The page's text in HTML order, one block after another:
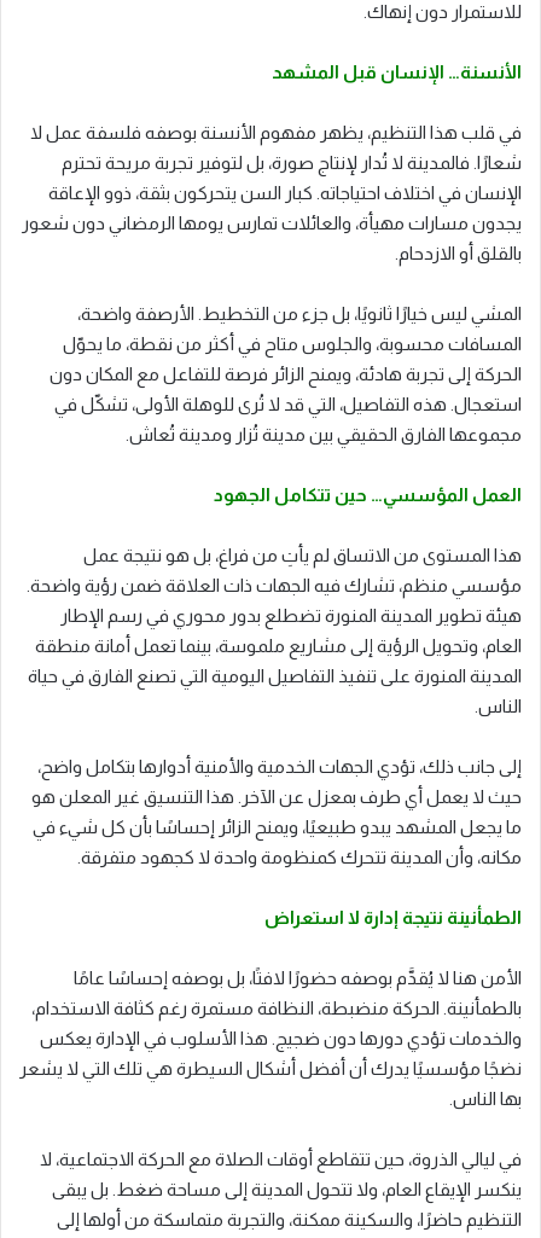
للاستمرار دون إنهاك.
الأنسنة… الإنسان قبل المشهد
في قلب هذا التنظيم، يظهر مفهوم الأنسنة بوصفه فلسفة عمل لا
شعارًا. فالمدينة لا تُدار لإنتاج صورة، بل لتوفير تجربة مريحة تحترم
الإنسان في اختلاف احتياجاته. كبار السن يتحركون بثقة، ذوو الإعاقة
يجدون مسارات مهيأة، والعائلات تمارس يومها الرمضاني دون شعور
بالقلق أو الازدحام.
المشي ليس خيارًا ثانويًا، بل جزء من التخطيط. الأرصفة واضحة،
المسافات محسوبة، والجلوس متاح في أكثر من نقطة، ما يحوّل
الحركة إلى تجربة هادئة، ويمنح الزائر فرصة للتفاعل مع المكان دون
استعجال. هذه التفاصيل، التي قد لا تُرى للوهلة الأولى، تشكّل في
مجموعها الفارق الحقيقي بين مدينة تُزار ومدينة تُعاش.
العمل المؤسسي… حين تتكامل الجهود
هذا المستوى من الاتساق لم يأتِ من فراغ، بل هو نتيجة عمل
مؤسسي منظم، تشارك فيه الجهات ذات العلاقة ضمن رؤية واضحة.
هيئة تطوير المدينة المنورة تضطلع بدور محوري في رسم الإطار
العام، وتحويل الرؤية إلى مشاريع ملموسة، بينما تعمل أمانة منطقة
المدينة المنورة على تنفيذ التفاصيل اليومية التي تصنع الفارق في حياة
الناس.
إلى جانب ذلك، تؤدي الجهات الخدمية والأمنية أدوارها بتكامل واضح،
حيث لا يعمل أي طرف بمعزل عن الآخر. هذا التنسيق غير المعلن هو
ما يجعل المشهد يبدو طبيعيًا، ويمنح الزائر إحساسًا بأن كل شيء في
مكانه، وأن المدينة تتحرك كمنظومة واحدة لا كجهود متفرقة.
الطمأنينة نتيجة إدارة لا استعراض
الأمن هنا لا يُقدَّم بوصفه حضورًا لافتًا، بل بوصفه إحساسًا عامًا
بالطمأنينة. الحركة منضبطة، النظافة مستمرة رغم كثافة الاستخدام،
والخدمات تؤدي دورها دون ضجيج. هذا الأسلوب في الإدارة يعكس
نضجًا مؤسسيًا يدرك أن أفضل أشكال السيطرة هي تلك التي لا يشعر
بها الناس.
في ليالي الذروة، حين تتقاطع أوقات الصلاة مع الحركة الاجتماعية، لا
ينكسر الإيقاع العام، ولا تتحول المدينة إلى مساحة ضغط. بل يبقى
التنظيم حاضرًا، والسكينة ممكنة، والتجربة متماسكة من أولها إلى